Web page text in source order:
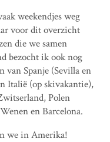
weekendjes weg
voor dit overzicht
die we samen
bezocht ik ook nog
Spanje (Sevilla en
Italië (op skivakantie),
Polen
en Barcelona.
we in Amerika!